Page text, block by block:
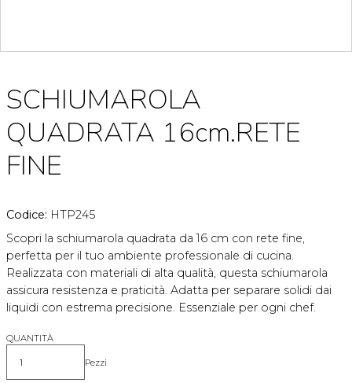
SCHIUMAROLA
QUADRATA 16cm.RETE
FINE
Codice: HTP245
Scopri la schiumarola quadrata da 16 cm con rete fine,
perfetta per il tuo ambiente professionale di cucina.
Realizzata con materiali di alta qualità, questa schiumarola
assicura resistenza e praticità. Adatta per separare solidi dai
liquidi con estrema precisione. Essenziale per ogni chef.
QUANTITÀ
Quantità Pezzi